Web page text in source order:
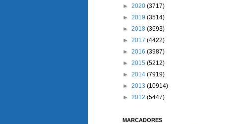
► 2020 (3717)
► 2019 (3514)
► 2018 (3693)
► 2017 (4422)
► 2016 (3987)
► 2015 (5212)
► 2014 (7919)
► 2013 (10914)
► 2012 (5447)
MARCADORES